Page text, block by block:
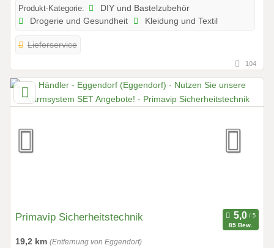
Produkt-Kategorie:
DIY und Bastelzubehör
Drogerie und Gesundheit
Kleidung und Textil
Lieferservice
104
Primavip Sicherheitstechnik
85 Bew.
19,2 km (Entfernung von Eggendorf)